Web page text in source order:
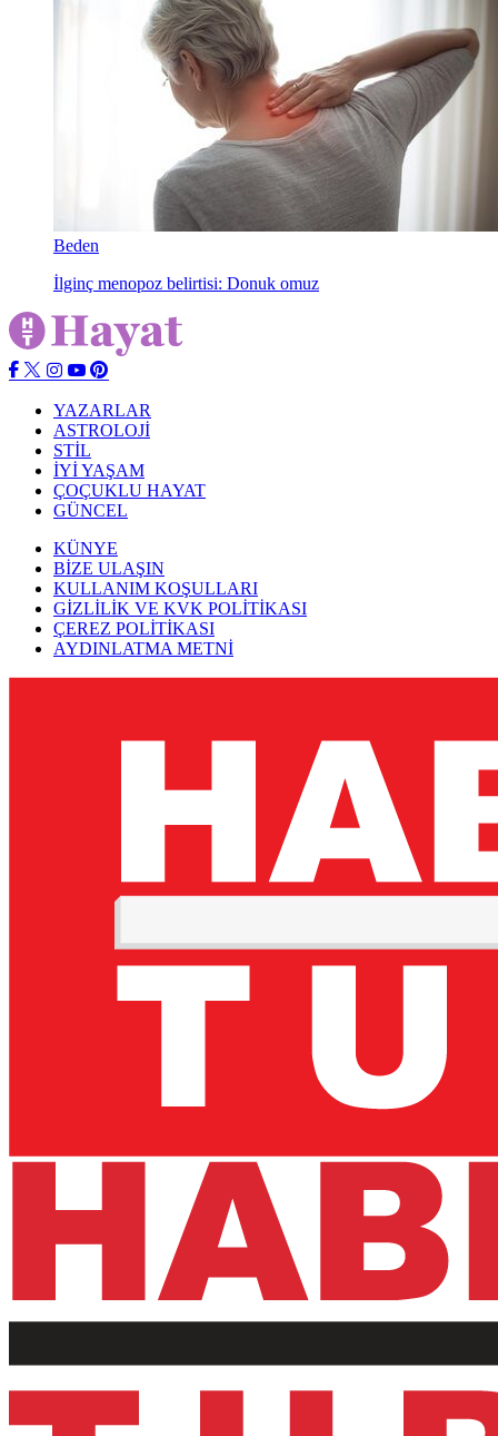
Beden
İlginç menopoz belirtisi: Donuk omuz
YAZARLAR
ASTROLOJİ
STİL
İYİ YAŞAM
ÇOÇUKLU HAYAT
GÜNCEL
KÜNYE
BİZE ULAŞIN
KULLANIM KOŞULLARI
GİZLİLİK VE KVK POLİTİKASI
ÇEREZ POLİTİKASI
AYDINLATMA METNİ